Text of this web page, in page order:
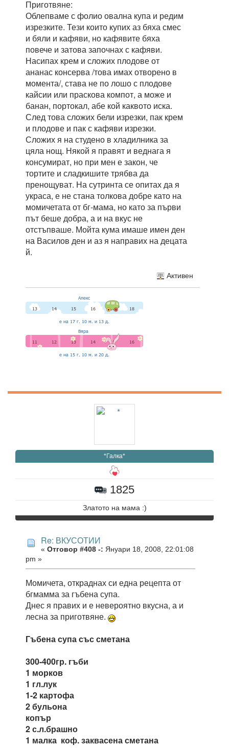
Приготвяне:
Облепваме с фолио овална купа и редим
изрезките. Тези които купих аз бяха смес
и бяли и кафяви, но кафявите бяха
повече и затова започнах с кафяви.
Насипах крем и сложих плодове от
ананас консерва /това имах отворено в
момента/, става не по лошо с плодове
кайсии или праскова компот, а може и
банан, портокал, абе кой каквото иска.
След това сложих бели изрезки, пак крем
и плодове и пак с кафяви изрезки.
Сложих я на студено в хладилника за
цяла нощ. Някой я правят и веднага я
консумират, но при мен е закон, че
тортите и сладкишите трябва да
пренощуват. На сутринта се опитах да я
украса, е не стана толкова добре като на
момичетата от бг-мама, но като за първи
път беше добра, а и на вкус не
отстъпваше. Мойта кума имаше имен ден
на Василов ден и аз я направих на децата
й.
Активен
*Галка*
1825
Златото на мама :)
Re: ВКУСОТИИ
« Отговор #408 -: Януари 18, 2008, 22:01:08
pm »
Момичета, откраднах си една рецепта от
бгмамма за гъбена супа.
Днес я правих и е невероятно вкусна, а и
лесна за приготвяне.
Гъбена супа със сметана
300-400гр. гъби
1 морков
1 гл.лук
1-2 картофа
2 бульона
копър
2 с.л.брашно
1 малка коф. заквасена сметана